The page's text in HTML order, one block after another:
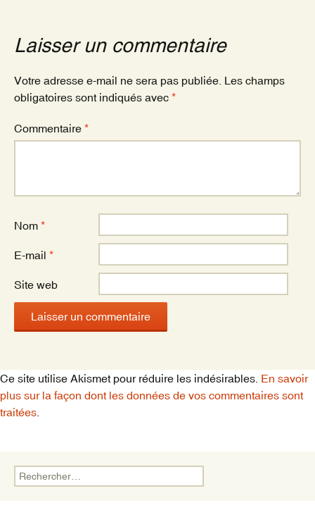
o
o
k
Laisser un commentaire
Votre adresse e-mail ne sera pas publiée. Les champs
obligatoires sont indiqués avec *
Commentaire *
Nom *
E-mail *
Site web
Ce site utilise Akismet pour réduire les indésirables. En savoir
plus sur la façon dont les données de vos commentaires sont
traitées
Rechercher :